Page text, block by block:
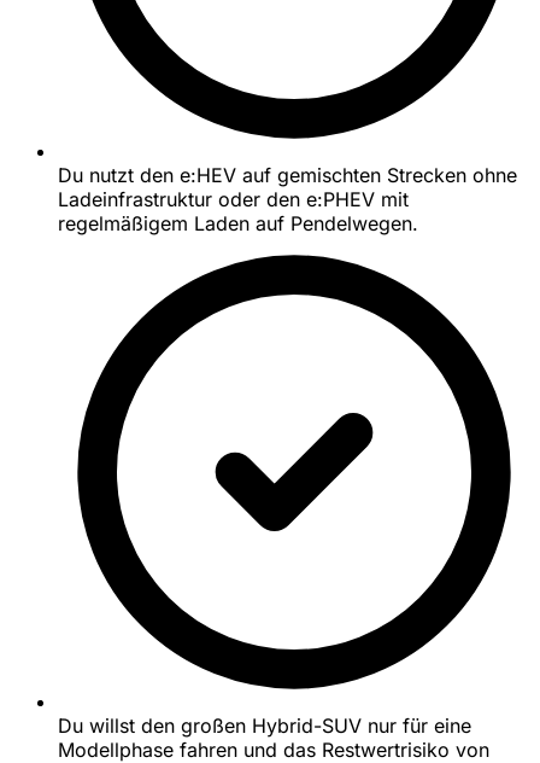
Du nutzt den e:HEV auf gemischten Strecken ohne
Ladeinfrastruktur oder den e:PHEV mit
regelmäßigem Laden auf Pendelwegen.
Du willst den großen Hybrid-SUV nur für eine
Modellphase fahren und das Restwertrisiko von